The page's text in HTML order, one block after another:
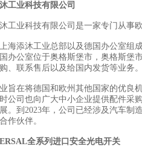
工业科技有限公司
工业科技有限公司是一家专门从事
海添沐工业总部以及德国办公室组
办公室位于奥格斯堡市，奥格斯堡
、联系售后以及给国内发货等业务。
旨在将德国和欧州其他国家的优良
公司也向广大中小企业提供配件采
。到2023年，公司已经涉及汽车制
作伙伴。
全系列进口安全光电开关